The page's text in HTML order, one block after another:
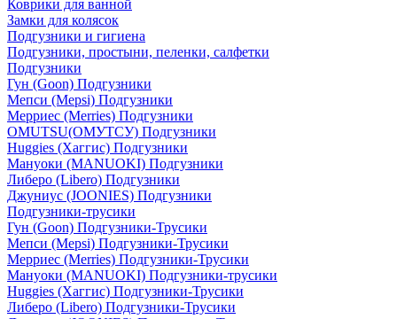
Коврики для ванной
Замки для колясок
Подгузники и гигиена
Подгузники, простыни, пеленки, салфетки
Подгузники
Гун (Goon) Подгузники
Мепси (Mepsi) Подгузники
Мерриес (Merries) Подгузники
OMUTSU(ОМУТСУ) Подгузники
Huggies (Хаггис) Подгузники
Мануоки (MANUOKI) Подгузники
Либеро (Libero) Подгузники
Джуниус (JOONIES) Подгузники
Подгузники-трусики
Гун (Goon) Подгузники-Трусики
Мепси (Mepsi) Подгузники-Трусики
Мерриес (Merries) Подгузники-Трусики
Мануоки (MANUOKI) Подгузники-трусики
Huggies (Хаггис) Подгузники-Трусики
Либеро (Libero) Подгузники-Трусики